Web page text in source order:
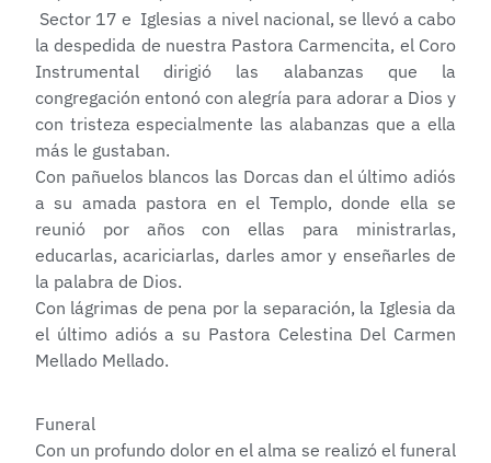
Sector 17 e Iglesias a nivel nacional, se llevó a cabo
la despedida de nuestra Pastora Carmencita, el Coro
Instrumental dirigió las alabanzas que la
congregación entonó con alegría para adorar a Dios y
con tristeza especialmente las alabanzas que a ella
más le gustaban.
Con pañuelos blancos las Dorcas dan el último adiós
a su amada pastora en el Templo, donde ella se
reunió por años con ellas para ministrarlas,
educarlas, acariciarlas, darles amor y enseñarles de
la palabra de Dios.
Con lágrimas de pena por la separación, la Iglesia da
el último adiós a su Pastora Celestina Del Carmen
Mellado Mellado.
Funeral
Con un profundo dolor en el alma se realizó el funeral